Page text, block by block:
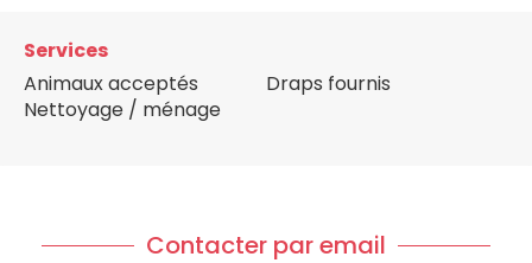
Services
Animaux acceptés
Nettoyage / ménage
Draps fournis
Contacter par email